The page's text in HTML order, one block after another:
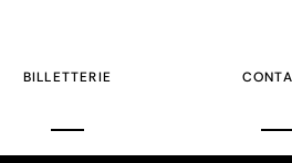
BILLETTERIE